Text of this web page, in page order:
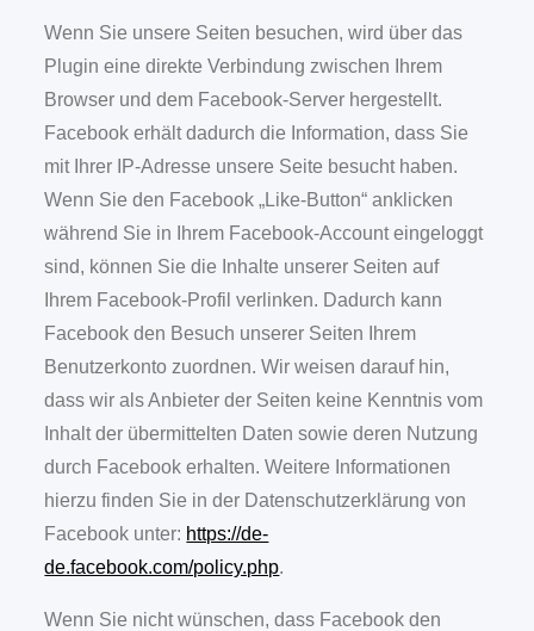
Wenn Sie unsere Seiten besuchen, wird über das
Plugin eine direkte Verbindung zwischen Ihrem
Browser und dem Facebook-Server hergestellt.
Facebook erhält dadurch die Information, dass Sie
mit Ihrer IP-Adresse unsere Seite besucht haben.
Wenn Sie den Facebook „Like-Button“ anklicken
während Sie in Ihrem Facebook-Account eingeloggt
sind, können Sie die Inhalte unserer Seiten auf
Ihrem Facebook-Profil verlinken. Dadurch kann
Facebook den Besuch unserer Seiten Ihrem
Benutzerkonto zuordnen. Wir weisen darauf hin,
dass wir als Anbieter der Seiten keine Kenntnis vom
Inhalt der übermittelten Daten sowie deren Nutzung
durch Facebook erhalten. Weitere Informationen
hierzu finden Sie in der Datenschutzerklärung von
Facebook unter: https://de-
de.facebook.com/policy.php.
Wenn Sie nicht wünschen, dass Facebook den